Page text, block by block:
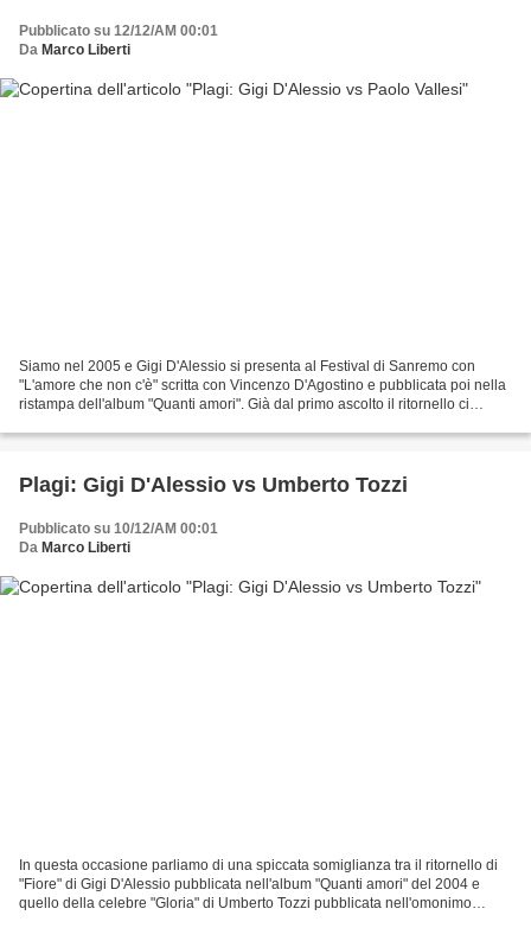
Pubblicato su 12/12/AM 00:01
Da Marco Liberti
Siamo nel 2005 e Gigi D'Alessio si presenta al Festival di Sanremo con
"L'amore che non c'è" scritta con Vincenzo D'Agostino e pubblicata poi nella
ristampa dell'album "Quanti amori". Già dal primo ascolto il ritornello ci
Plagi: Gigi D'Alessio vs Umberto Tozzi
Pubblicato su 10/12/AM 00:01
Da Marco Liberti
In questa occasione parliamo di una spiccata somiglianza tra il ritornello di
"Fiore" di Gigi D'Alessio pubblicata nell'album "Quanti amori" del 2004 e
quello della celebre "Gloria" di Umberto Tozzi pubblicata nell'omonimo